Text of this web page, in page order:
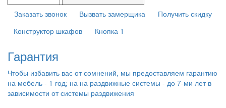
Заказать звонок Вызвать замерщика
Получить скидку
Конструктор шкафов
Кнопка 1
Гарантия
Чтобы избавить вас от сомнений, мы предоставляем гарантию
на мебель - 1 год; на на раздвижные системы - до 7-ми лет в
зависимости от системы раздвижения